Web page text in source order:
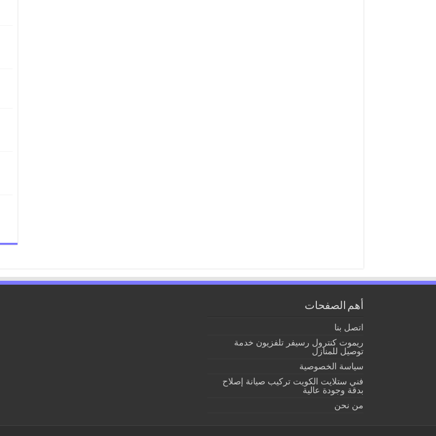
أهم الصفحات
اتصل بنا
ريموت كنترول رسيفر تلفزيون خدمة
توصيل للمنازل
سياسة الخصوصية
فني ستلايت الكويت تركيب صيانة إصلاح
بدقة وجودة عالية
من نحن